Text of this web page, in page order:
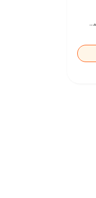
تشویقی استخوان جویدنی سگ اسنکی کرانچی با طعم مرغ Snacky Crunchy Munchy وزن 100 گرم